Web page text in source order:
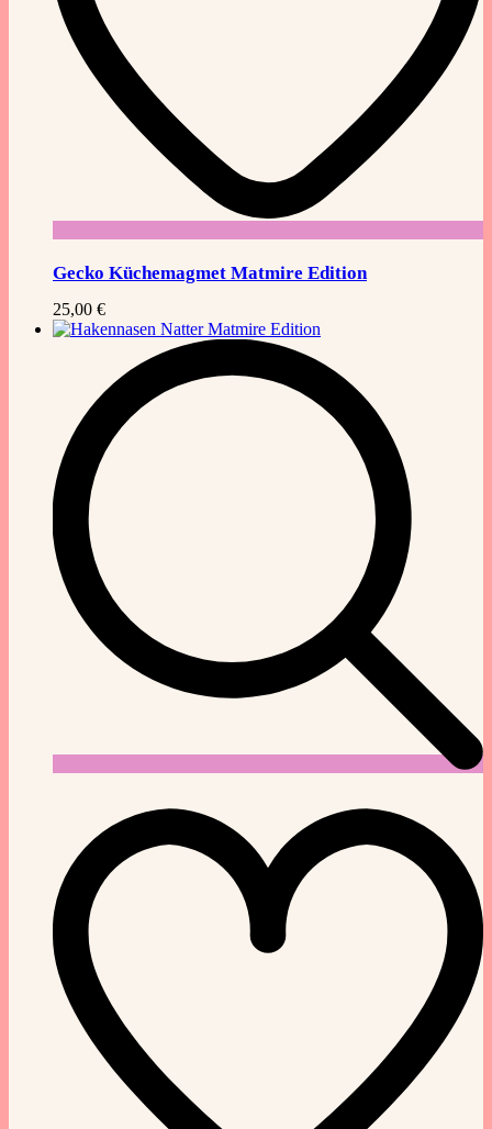
Gecko Küchemagmet Matmire Edition
25,00 €